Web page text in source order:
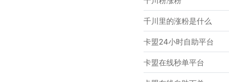
千川里的涨粉是什么
卡盟24小时自助平台
卡盟在线秒单平台